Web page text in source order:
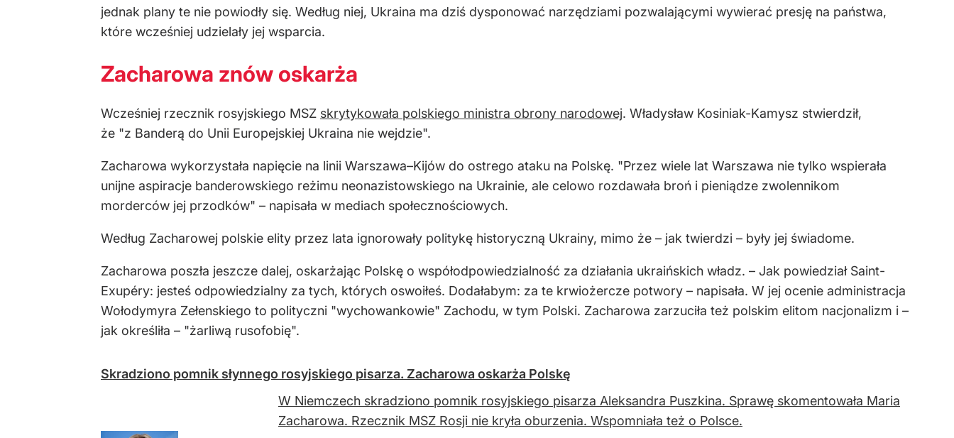
jednak plany te nie powiodły się. Według niej, Ukraina ma dziś dysponować narzędziami pozwalającymi wywierać presję na państwa,
które wcześniej udzielały jej wsparcia.
Zacharowa znów oskarża
Wcześniej rzecznik rosyjskiego MSZ skrytykowała polskiego ministra obrony narodowej. Władysław Kosiniak-Kamysz stwierdził,
że "z Banderą do Unii Europejskiej Ukraina nie wejdzie".
Zacharowa wykorzystała napięcie na linii Warszawa–Kijów do ostrego ataku na Polskę. "Przez wiele lat Warszawa nie tylko wspierała
unijne aspiracje banderowskiego reżimu neonazistowskiego na Ukrainie, ale celowo rozdawała broń i pieniądze zwolennikom
morderców jej przodków" – napisała w mediach społecznościowych.
Według Zacharowej polskie elity przez lata ignorowały politykę historyczną Ukrainy, mimo że – jak twierdzi – były jej świadome.
Zacharowa poszła jeszcze dalej, oskarżając Polskę o współodpowiedzialność za działania ukraińskich władz. – Jak powiedział Saint-
Exupéry: jesteś odpowiedzialny za tych, których oswoiłeś. Dodałabym: za te krwiożercze potwory – napisała. W jej ocenie administracja
Wołodymyra Zełenskiego to polityczni "wychowankowie" Zachodu, w tym Polski. Zacharowa zarzuciła też polskim elitom nacjonalizm i –
jak określiła – "żarliwą rusofobię".
Skradziono pomnik słynnego rosyjskiego pisarza. Zacharowa oskarża Polskę
W Niemczech skradziono pomnik rosyjskiego pisarza Aleksandra Puszkina. Sprawę skomentowała Maria
Zacharowa. Rzecznik MSZ Rosji nie kryła oburzenia. Wspomniała też o Polsce.